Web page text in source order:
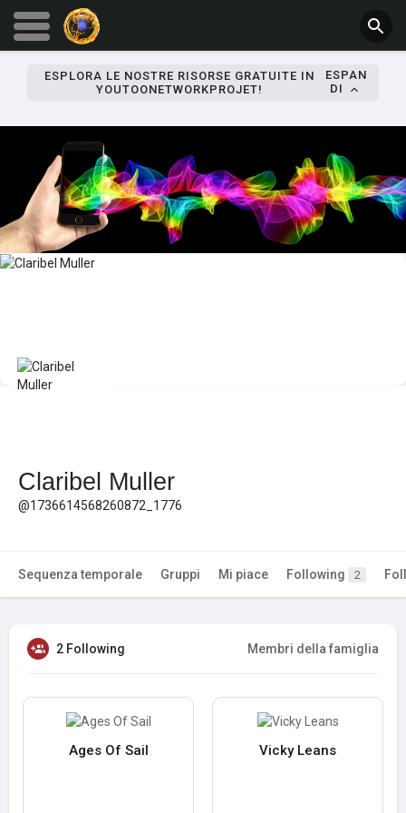
ESPLORA LE NOSTRE RISORSE GRATUITE IN
YOUTOONETWORKPROJET!
ESPAN
DI
Claribel Muller
@1736614568260872_1776
Sequenza temporale Gruppi Mi piace Following 2
2 Following Membri della famiglia
Ages Of Sail Vicky Leans